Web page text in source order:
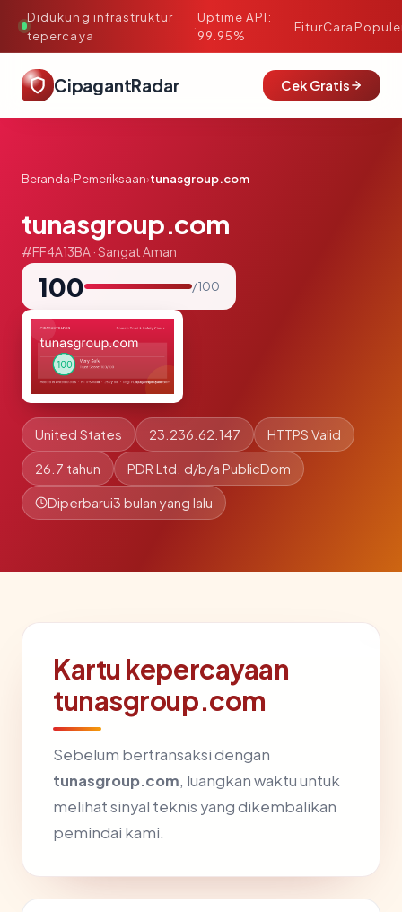
Didukung infrastruktur
tepercaya
·
Uptime API:
99.95%
FiturCara
CipagantRadar Cek Gratis
Beranda›Pemeriksaan›tunasgroup.com
tunasgroup.com
#FF4A13BA · Sangat Aman
100 / 100
United States 23.236.62.147 HTTPS Valid
26.7 tahun PDR Ltd. d/b/a PublicDom
Diperbarui3 bulan yang lalu
Kartu kepercayaan
tunasgroup.com
Sebelum bertransaksi dengan
tunasgroup.com, luangkan waktu untuk
melihat sinyal teknis yang dikembalikan
pemindai kami.